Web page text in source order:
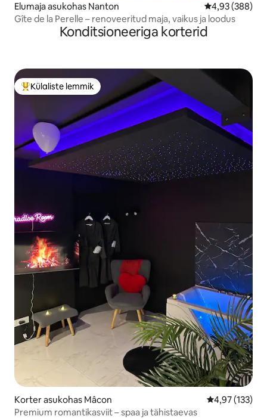
Elumaja asukohas Nanton Keskmine
4,93 (388)
Gîte de la Perelle – renoveeritud maja, vaikus ja loodus
Konditsioneeriga korterid
Külaliste suur lemmik
Külaliste lemmik
Korter asukohas Mâcon Keskmine
4,97 (133)
Premium romantikasviit – spaa ja tähistaevas